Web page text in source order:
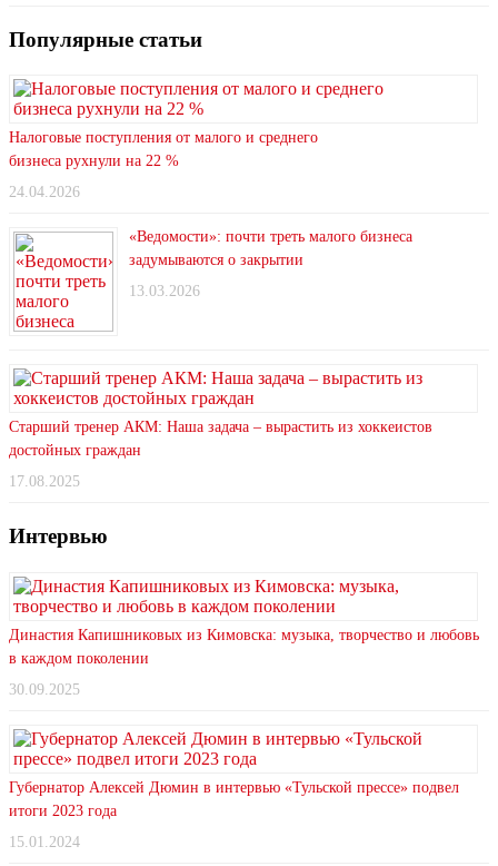
Популярные статьи
Налоговые поступления от малого и среднего
бизнеса рухнули на 22 %
24.04.2026
«Ведомости»: почти треть малого бизнеса
задумываются о закрытии
13.03.2026
Старший тренер АКМ: Наша задача – вырастить из хоккеистов
достойных граждан
17.08.2025
Интервью
Династия Капишниковых из Кимовска: музыка, творчество и любовь
в каждом поколении
30.09.2025
Губернатор Алексей Дюмин в интервью «Тульской прессе» подвел
итоги 2023 года
15.01.2024